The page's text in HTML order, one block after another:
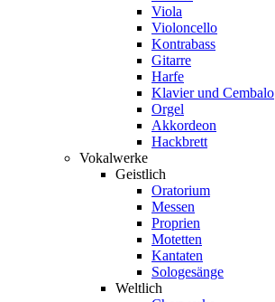
Viola
Violoncello
Kontrabass
Gitarre
Harfe
Klavier und Cembalo
Orgel
Akkordeon
Hackbrett
Vokalwerke
Geistlich
Oratorium
Messen
Proprien
Motetten
Kantaten
Sologesänge
Weltlich